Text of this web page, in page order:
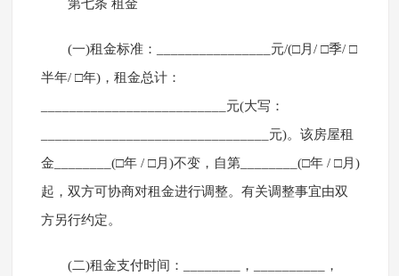
第七条 租金
(一)租金标准：________________元/(□月/ □季/ □
半年/ □年)，租金总计：
__________________________元(大写：
________________________________元)。该房屋租
金________(□年 / □月)不变，自第________(□年 / □月)
起，双方可协商对租金进行调整。有关调整事宜由双
方另行约定。
(二)租金支付时间：________，__________，